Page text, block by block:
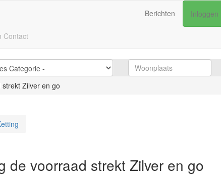
Contact
Berichten Inloggen
Zilver en go
de voorraad strekt Zilver en go